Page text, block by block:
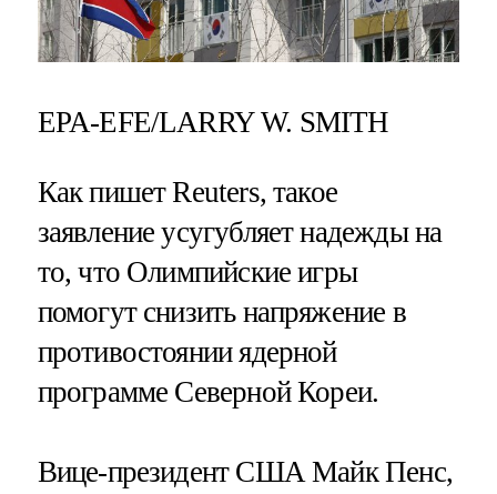
EPA-EFE/LARRY W. SMITH
Как пишет Reuters, такое
заявление усугубляет надежды на
то, что Олимпийские игры
помогут снизить напряжение в
противостоянии ядерной
программе Северной Кореи.
Вице-президент США Майк Пенс,